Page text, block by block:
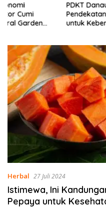
PDKT Danau Tempe :
Pendekatan Kearifan Lokal
untuk Keberlanjutan Sumber
Herbal 27 Juli 2024
Istimewa, Ini
Pepaya untuk